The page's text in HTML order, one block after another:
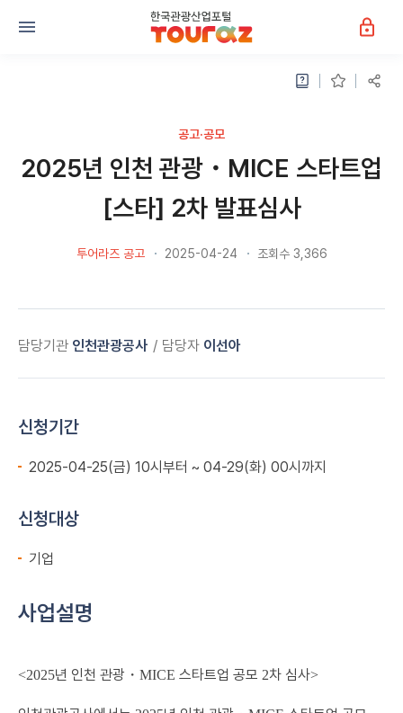
공고·공모
2025년 인천 관광・MICE 스타트업
[스타] 2차 발표심사
투어라즈 공고 2025-04-24 조회수 3,366
담당기관 인천관광공사 담당자 이선아
신청기간
2025-04-25(금) 10시부터 ~ 04-29(화) 00시까지
신청대상
기업
사업설명
<2025년 인천 관광 ・ MICE 스타트업 공모 2차 심사>